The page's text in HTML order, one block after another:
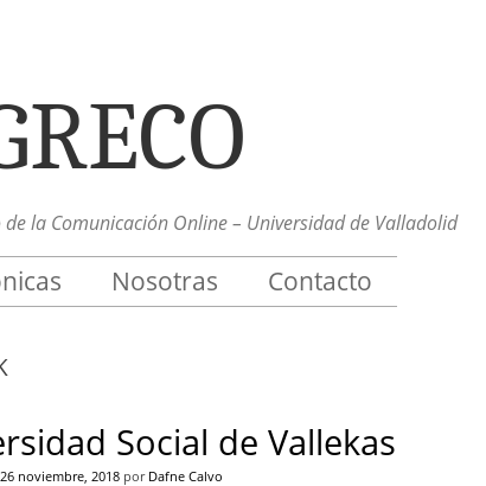
de la Comunicación Online – Universidad de Valladolid
Nosotras Contacto
Social de Vallekas
26 noviembre, 2018 por Dafne Calvo